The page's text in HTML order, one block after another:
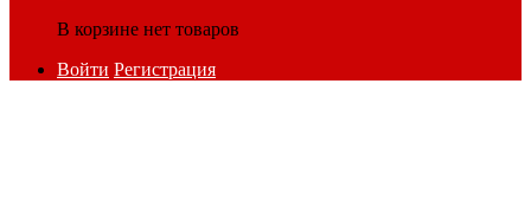
В корзине нет товаров
Войти Регистрация